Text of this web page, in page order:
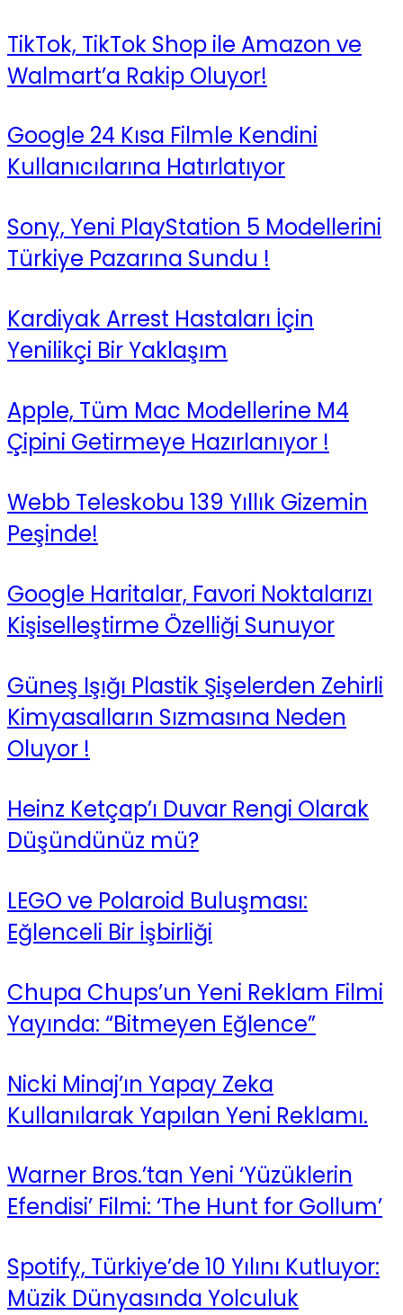
TikTok, TikTok Shop ile Amazon ve
Walmart’a Rakip Oluyor!
Google 24 Kısa Filmle Kendini
Kullanıcılarına Hatırlatıyor
Sony, Yeni PlayStation 5 Modellerini
Türkiye Pazarına Sundu !
Kardiyak Arrest Hastaları İçin
Yenilikçi Bir Yaklaşım
Apple, Tüm Mac Modellerine M4
Çipini Getirmeye Hazırlanıyor !
Webb Teleskobu 139 Yıllık Gizemin
Peşinde!
Google Haritalar, Favori Noktalarızı
Kişiselleştirme Özelliği Sunuyor
Güneş Işığı Plastik Şişelerden Zehirli
Kimyasalların Sızmasına Neden
Oluyor !
Heinz Ketçap’ı Duvar Rengi Olarak
Düşündünüz mü?
LEGO ve Polaroid Buluşması:
Eğlenceli Bir İşbirliği
Chupa Chups’un Yeni Reklam Filmi
Yayında: “Bitmeyen Eğlence”
Nicki Minaj’ın Yapay Zeka
Kullanılarak Yapılan Yeni Reklamı.
Warner Bros.’tan Yeni ‘Yüzüklerin
Efendisi’ Filmi: ‘The Hunt for Gollum’
Spotify, Türkiye’de 10 Yılını Kutluyor:
Müzik Dünyasında Yolculuk